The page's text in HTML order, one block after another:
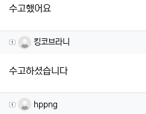
수고했어요
킹코브라니님의 댓글
킹코브라니
수고하셨습니다
hppng님의 댓글
hppng